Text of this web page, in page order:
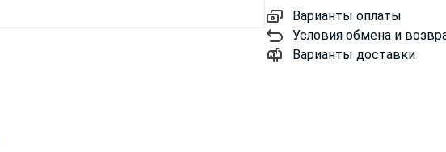
Варианты оплаты
Условия обмена и
Варианты доставки